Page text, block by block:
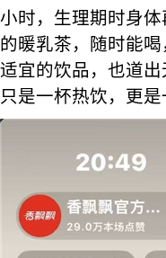
小时，生理期时身
的暖乳茶，随时能
适宜的饮品，也道
只是一杯热饮，更